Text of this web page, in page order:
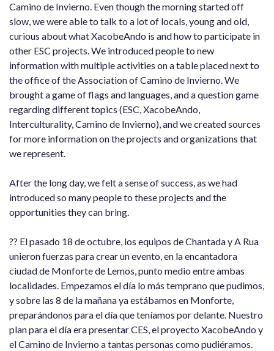
Camino de Invierno. Even though the morning started off
slow, we were able to talk to a lot of locals, young and old,
curious about what XacobeAndo is and how to participate in
other ESC projects. We introduced people to new
information with multiple activities on a table placed next to
the office of the Association of Camino de Invierno. We
brought a game of flags and languages, and a question game
regarding different topics (ESC, XacobeAndo,
Interculturality, Camino de Invierno), and we created sources
for more information on the projects and organizations that
we represent.
After the long day, we felt a sense of success, as we had
introduced so many people to these projects and the
opportunities they can bring.
?? El pasado 18 de octubre, los equipos de Chantada y A Rua
unieron fuerzas para crear un evento, en la encantadora
ciudad de Monforte de Lemos, punto medio entre ambas
localidades. Empezamos el día lo más temprano que pudimos,
y sobre las 8 de la mañana ya estábamos en Monforte,
preparándonos para el día que teníamos por delante. Nuestro
plan para el día era presentar CES, el proyecto XacobeAndo y
el Camino de Invierno a tantas personas como pudiéramos.